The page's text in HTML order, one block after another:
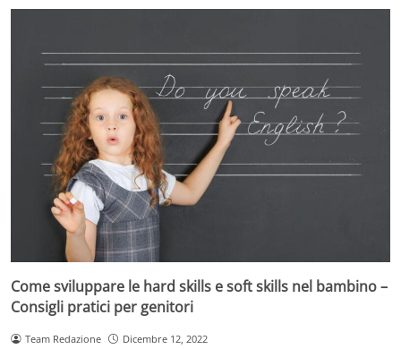
Come sviluppare le hard skills e soft skills nel bambino –
Consigli pratici per genitori
Team Redazione Dicembre 12, 2022